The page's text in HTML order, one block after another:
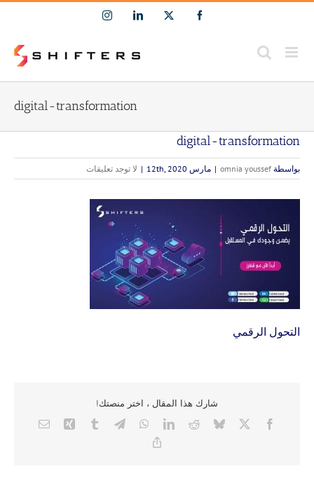
Facebook
X
LinkedIn
Instagram
digital-transformation
digital-transformation
بواسطة omnia youssef
| مارس 12th, 2020 | لا توجد تعليقات
التحول الرقمي
شارك هذا المقال ، اختر منصتك!
Facebook
X
Bluesky
Reddit
LinkedIn
WhatsApp
Telegram
Tumblr
Xing
Email